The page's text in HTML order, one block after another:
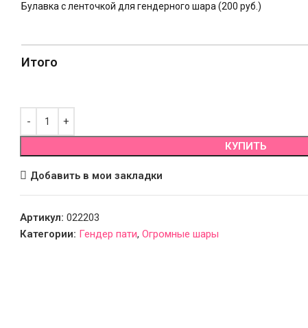
Булавка с ленточкой для гендерного шара (200 руб.)
Итого
КУПИТЬ
Добавить в мои закладки
Артикул: 022203
Категории: Гендер пати, Огромные шары